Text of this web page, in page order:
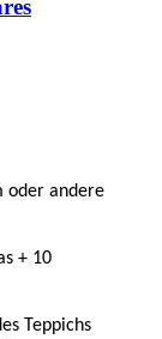
oder andere
+ 10
Teppichs